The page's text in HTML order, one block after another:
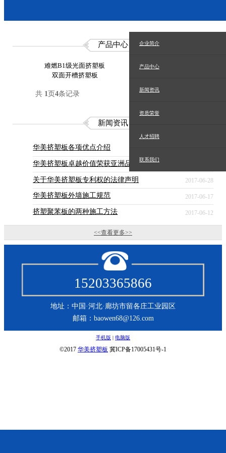
企业简介
产品中心
新闻资讯
资质荣誉
人才招聘
联系我们
产品中心
难燃B1级光面挤塑板
拉毛挤塑板
双面开槽挤塑板
共 1页4条记录
新闻资讯
华美挤塑板各项优点介绍
华美挤塑板卓越价值荣获亚洲品牌盛典
关于华美挤塑板专利权的法律声明 2017-06-28
华美挤塑板外墙施工规范 2017-06-17
挤塑聚苯板的两种施工方法 2017-06-12
<<查看更多>>
15203365866
地址：中国·河北·廊坊市留各庄工业园区
邮箱：baowen68@126.com
手机版 | 电脑版
©2017 华美挤塑板 冀ICP备17005431号-1